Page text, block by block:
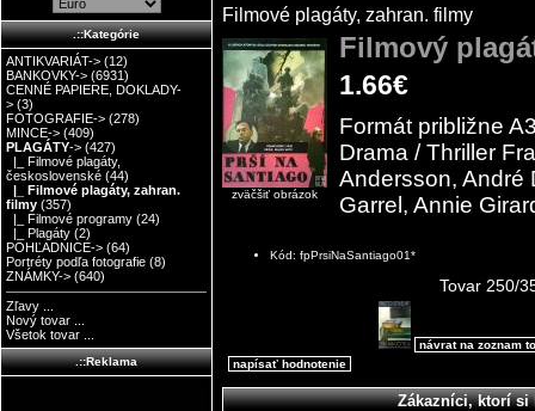
.::Kategórie
ANTIKVARIÁT-> (12)
BANKOVKY-> (6931)
CENNÉ PAPIERE, DOKLADY-
> (3)
FOTOGRAFIE-> (278)
MINCE-> (409)
PLAGÁTY-> (427)
|_ Filmové plagáty,
československé (44)
|_ Filmové plagáty, zahran.
filmy (357)
|_ Filmové programy (24)
|_ Plagáty (2)
POHĽADNICE-> (64)
Portréty podľa fotografie (8)
ZNÁMKY-> (640)
Zľavy ...
Nový tovar ...
Všetok tovar ...
.::Reklama
Filmové plagáty, zahran. filmy
zväčšiť obrázok
Filmový
1.66€
Formát približne
Drama / Thriller
Andersson, André
Garrel, Annie
Kód: fpPrsiNaSantiago01*
Tovar 250/
návrat na zoznam
napísať hodnotenie
Zákazníci, ktorí si